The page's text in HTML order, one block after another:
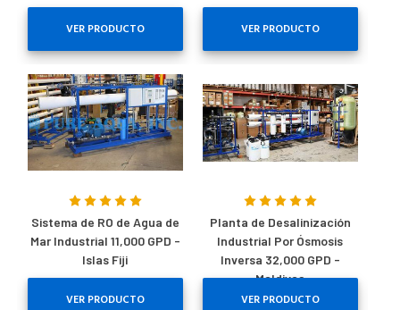
VER PRODUCTO VER PRODUCTO
Sistema de RO de Agua de
Mar Industrial 11,000 GPD -
Islas Fiji
VER PRODUCTO
Planta de Desalinización
Industrial Por Ósmosis
Inversa 32,000 GPD -
Maldivas
VER PRODUCTO